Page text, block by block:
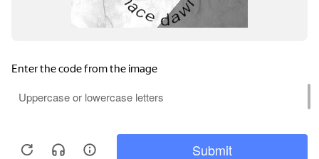
E-mail рассылка
любой информации запрещено.